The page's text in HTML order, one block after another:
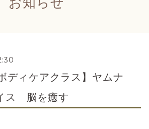
ディケアクラス】ヤムナ
ス 脳を癒す